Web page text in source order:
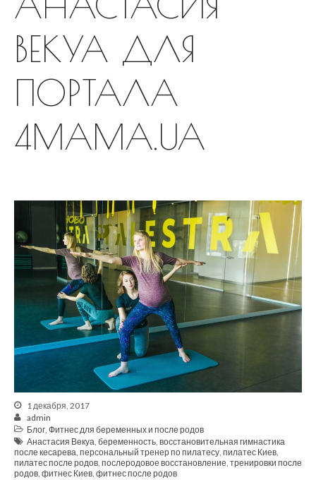
ВЕКУА ДЛЯ
ПОРТАЛА
4MAMA.UA
1 декабря, 2017
admin
Блог, Фитнес для беременных и после родов
Анастасия Векуа, беременность, восстановительная гимнастика
после кесарева, персональный тренер по пилатесу, пилатес Киев,
пилатес после родов, послеродовое восстановление, тренировки после
родов, фитнес Киев, фитнес после родов